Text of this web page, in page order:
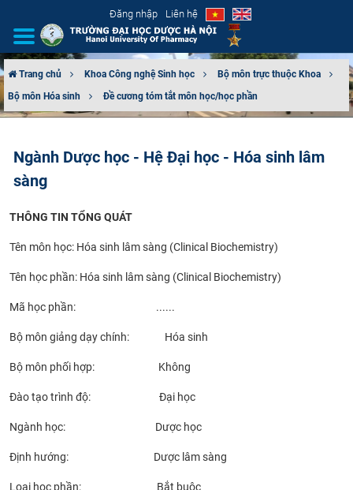
Đăng nhập Liên hệ
GIỚI THIỆU
TUYỂN SINH
ĐÀO TẠO
ĐẢM BẢO CHẤT LƯỢNG
KHOA HỌC CÔNG NGHỆ
HTQT
CỰU NGƯỜI HỌC
Trang chủ Khoa Công nghệ Sinh học
Bộ môn trực thuộc Khoa
Bộ môn Hóa sinh
Đề cương tóm tắt môn học/học phần
Ngành Dược học - Hệ Đại học - Hóa sinh lâm
sàng
THÔNG TIN TỔNG QUÁT
Tên môn học: Hóa sinh lâm sàng (Clinical Biochemistry)
Tên học phần: Hóa sinh lâm sàng (Clinical Biochemistry)
Mã học phần: ......
Bộ môn giảng dạy chính: Hóa sinh
Bộ môn phối hợp: Không
Đào tạo trình độ: Đại học
Ngành học: Dược học
Định hướng: Dược lâm sàng
Loại học phần: Bắt buộc